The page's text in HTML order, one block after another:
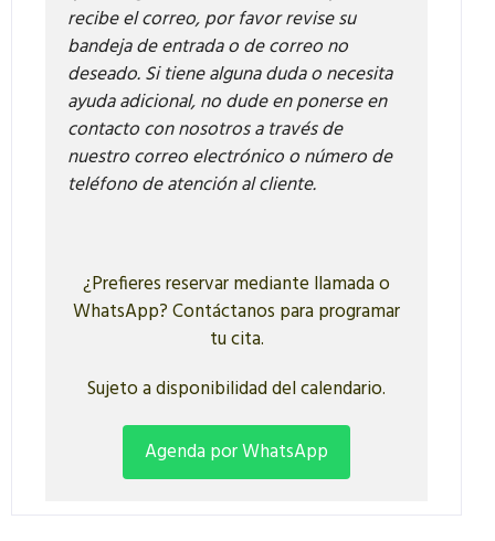
recibe el correo, por favor revise su
bandeja de entrada o de correo no
deseado. Si tiene alguna duda o necesita
ayuda adicional, no dude en ponerse en
contacto con nosotros a través de
nuestro correo electrónico o número de
teléfono de atención al cliente.
¿Prefieres reservar mediante llamada o
WhatsApp? Contáctanos para programar
tu cita.
Sujeto a disponibilidad del calendario.
Agenda por WhatsApp